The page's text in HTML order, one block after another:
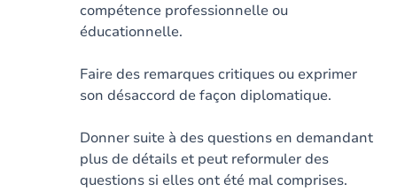
compétence professionnelle ou
éducationnelle.
Faire des remarques critiques ou exprimer
son désaccord de façon diplomatique.
Donner suite à des questions en demandant
plus de détails et peut reformuler des
questions si elles ont été mal comprises.